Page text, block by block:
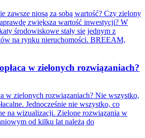
zawsze niosą za sobą wartość? Czy zielony
zwiększa wartość inwestycji? W
środowiskowe stały się jednym z
na rynku nieruchomości. BREEAM,
w zielonych rozwiązaniach?
w zielonych rozwiązaniach? Nie wszystko,
Jednocześnie nie wszystko, co
na wizualizacji. Zielone rozwiązania w
od kilku lat należą do